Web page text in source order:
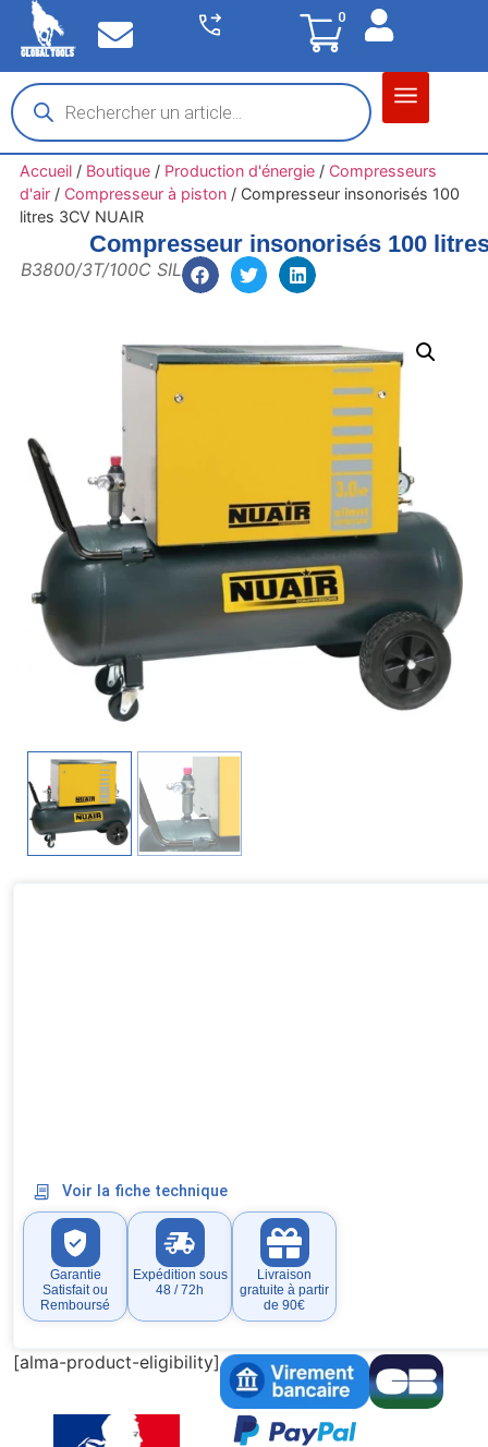
0
Accueil/ Boutique/ Production d'énergie/ Compresseurs
d'air/ Compresseur à piston/ Compresseur insonorisés 100
litres 3CV NUAIR
Compresseur insonorisés 100
B3800/3T/100C SIL
Voir la fiche technique
Garantie
Satisfait ou
Remboursé
Expédition sous
48 / 72h
Livraison
gratuite à partir
de 90€
[alma-product-eligibility]